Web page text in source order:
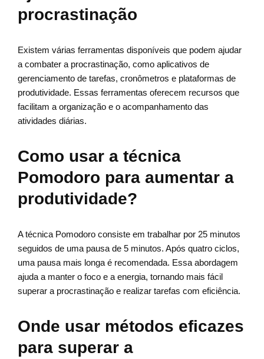
procrastinação
Existem várias ferramentas disponíveis que podem ajudar
a combater a procrastinação, como aplicativos de
gerenciamento de tarefas, cronômetros e plataformas de
produtividade. Essas ferramentas oferecem recursos que
facilitam a organização e o acompanhamento das
atividades diárias.
Como usar a técnica
Pomodoro para aumentar a
produtividade?
A técnica Pomodoro consiste em trabalhar por 25 minutos
seguidos de uma pausa de 5 minutos. Após quatro ciclos,
uma pausa mais longa é recomendada. Essa abordagem
ajuda a manter o foco e a energia, tornando mais fácil
superar a procrastinação e realizar tarefas com eficiência.
Onde usar métodos eficazes
para superar a